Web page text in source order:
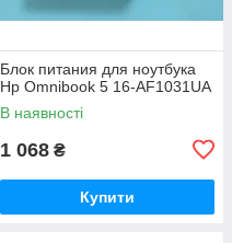
Блок питания для ноутбука
Hp Omnibook 5 16-AF1031UA
В наявності
1 068 ₴
Купити